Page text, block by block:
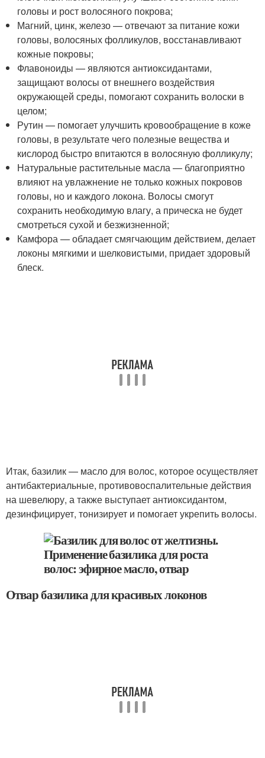
головы и рост волосяного покрова;
Магний, цинк, железо — отвечают за питание кожи
головы, волосяных фолликулов, восстанавливают
кожные покровы;
Флавоноиды — являются антиоксидантами,
защищают волосы от внешнего воздействия
окружающей среды, помогают сохранить волоски в
целом;
Рутин — помогает улучшить кровообращение в коже
головы, в результате чего полезные вещества и
кислород быстро впитаются в волосяную фолликулу;
Натуральные растительные масла — благоприятно
влияют на увлажнение не только кожных покровов
головы, но и каждого локона. Волосы смогут
сохранить необходимую влагу, а прическа не будет
смотреться сухой и безжизненной;
Камфора — обладает смягчающим действием, делает
локоны мягкими и шелковистыми, придает здоровый
блеск.
Итак, базилик — масло для волос, которое осуществляет
антибактериальные, противовоспалительные действия
на шевелюру, а также выступает антиоксидантом,
дезинфицирует, тонизирует и помогает укрепить волосы.
Отвар базилика для красивых локонов